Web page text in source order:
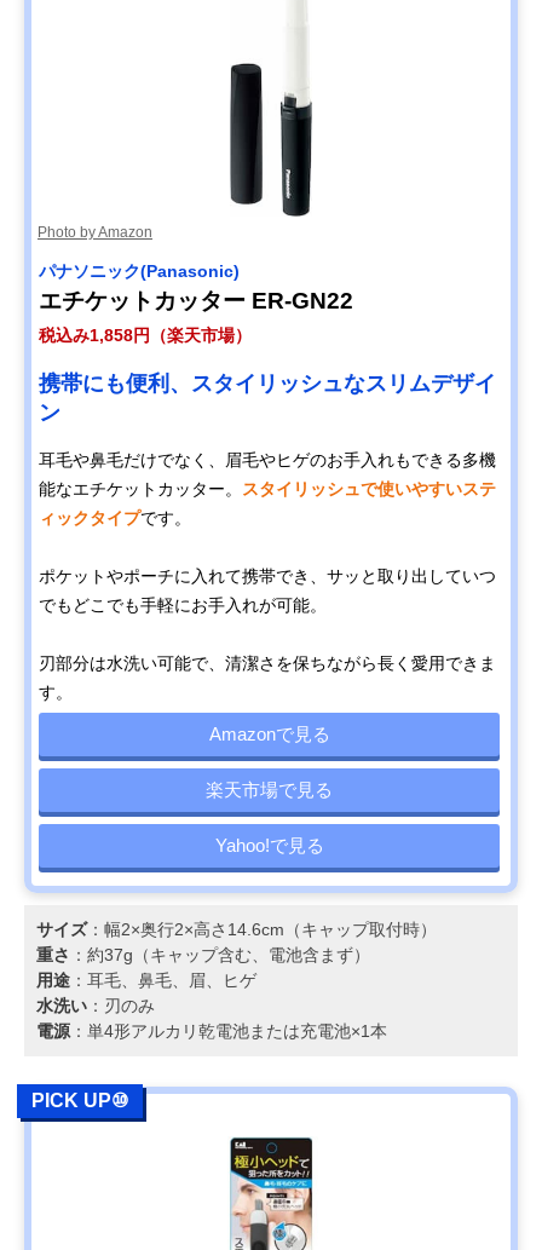
Photo by Amazon
パナソニック(Panasonic)
エチケットカッター ER-GN22
税込み1,858円（楽天市場）
携帯にも便利、スタイリッシュなスリムデザイ
ン
耳毛や鼻毛だけでなく、眉毛やヒゲのお手入れもできる多機
能なエチケットカッター。
スタイリッシュで使いやすいステ
ィックタイプです。
ポケットやポーチに入れて携帯でき、サッと取り出していつ
でもどこでも手軽にお手入れが可能。
刃部分は水洗い可能で、清潔さを保ちながら長く愛用できま
す。
Amazonで見る
楽天市場で見る
Yahoo!で見る
サイズ：幅2×奥行2×高さ14.6cm（キャップ取付時）
重さ ：約37g（キャップ含む、電池含まず）
用途 ：耳毛、鼻毛、眉、ヒゲ
水洗い ：刃のみ
電源 ：単4形アルカリ乾電池または充電池×1本
PICK UP⑩